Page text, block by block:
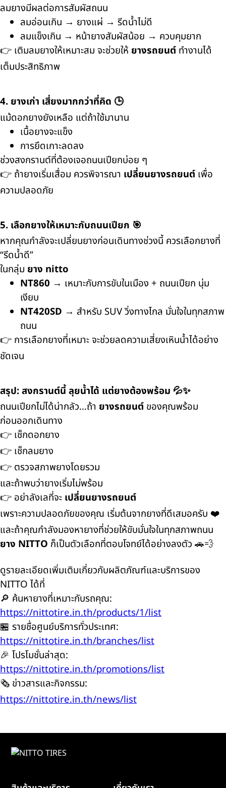
ลมยางมีผลต่อการสัมผัสถนน
ลมอ่อนเกิน → ยางแผ่ → รีดน้ำไม่ดี
ลมแข็งเกิน → หน้ายางสัมผัสน้อย → ควบคุมยาก
👉 เติมลมยางให้เหมาะสม จะช่วยให้ ยางรถยนต์ ทำงานได้
เต็มประสิทธิภาพ
4. ยางเก่า เสี่ยงมากกว่าที่คิด 🕒
แม้ดอกยางยังเหลือ แต่ถ้าใช้มานาน
เนื้อยางจะแข็ง
การยึดเกาะลดลง
ช่วงสงกรานต์ที่ต้องเจอถนนเปียกบ่อย ๆ
👉 ถ้ายางเริ่มเสื่อม ควรพิจารณา เปลี่ยนยางรถยนต์ เพื่อ
ความปลอดภัย
5. เลือกยางให้เหมาะกับถนนเปียก 🎯
หากคุณกำลังจะเปลี่ยนยางก่อนเดินทางช่วงนี้ ควรเลือกยางที่
“รีดน้ำดี”
ในกลุ่ม ยาง nitto
NT860 → เหมาะกับการขับในเมือง + ถนนเปียก นุ่ม
เงียบ
NT420SD → สำหรับ SUV วิ่งทางไกล มั่นใจในทุกสภาพ
ถนน
👉 การเลือกยางที่เหมาะ จะช่วยลดความเสี่ยงเหินน้ำได้อย่าง
ชัดเจน
สรุป: สงกรานต์นี้ ลุยน้ำได้ แต่ยางต้องพร้อม 💦✨
ถนนเปียกไม่ได้น่ากลัว…ถ้า ยางรถยนต์ ของคุณพร้อม
ก่อนออกเดินทาง
👉 เช็กดอกยาง
👉 เช็กลมยาง
👉 ตรวจสภาพยางโดยรวม
และถ้าพบว่ายางเริ่มไม่พร้อม
👉 อย่าลังเลที่จะ เปลี่ยนยางรถยนต์
เพราะความปลอดภัยของคุณ เริ่มต้นจากยางที่ดีเสมอครับ ❤️
และถ้าคุณกำลังมองหายางที่ช่วยให้ขับมั่นใจในทุกสภาพถนน
ยาง NITTO ก็เป็นตัวเลือกที่ตอบโจทย์ได้อย่างลงตัว 🚗💨
ดูรายละเอียดเพิ่มเติมเกี่ยวกับผลิตภัณฑ์และบริการของ
NITTO ได้ที่
🔎 ค้นหายางที่เหมาะกับรถคุณ:
https://nittotire.in.th/products/1/list
🏪 รายชื่อศูนย์บริการทั่วประเทศ:
https://nittotire.in.th/branches/list
🎉 โปรโมชั่นล่าสุด:
https://nittotire.in.th/promotions/list
🗞️ ข่าวสารและกิจกรรม:
https://nittotire.in.th/news/list